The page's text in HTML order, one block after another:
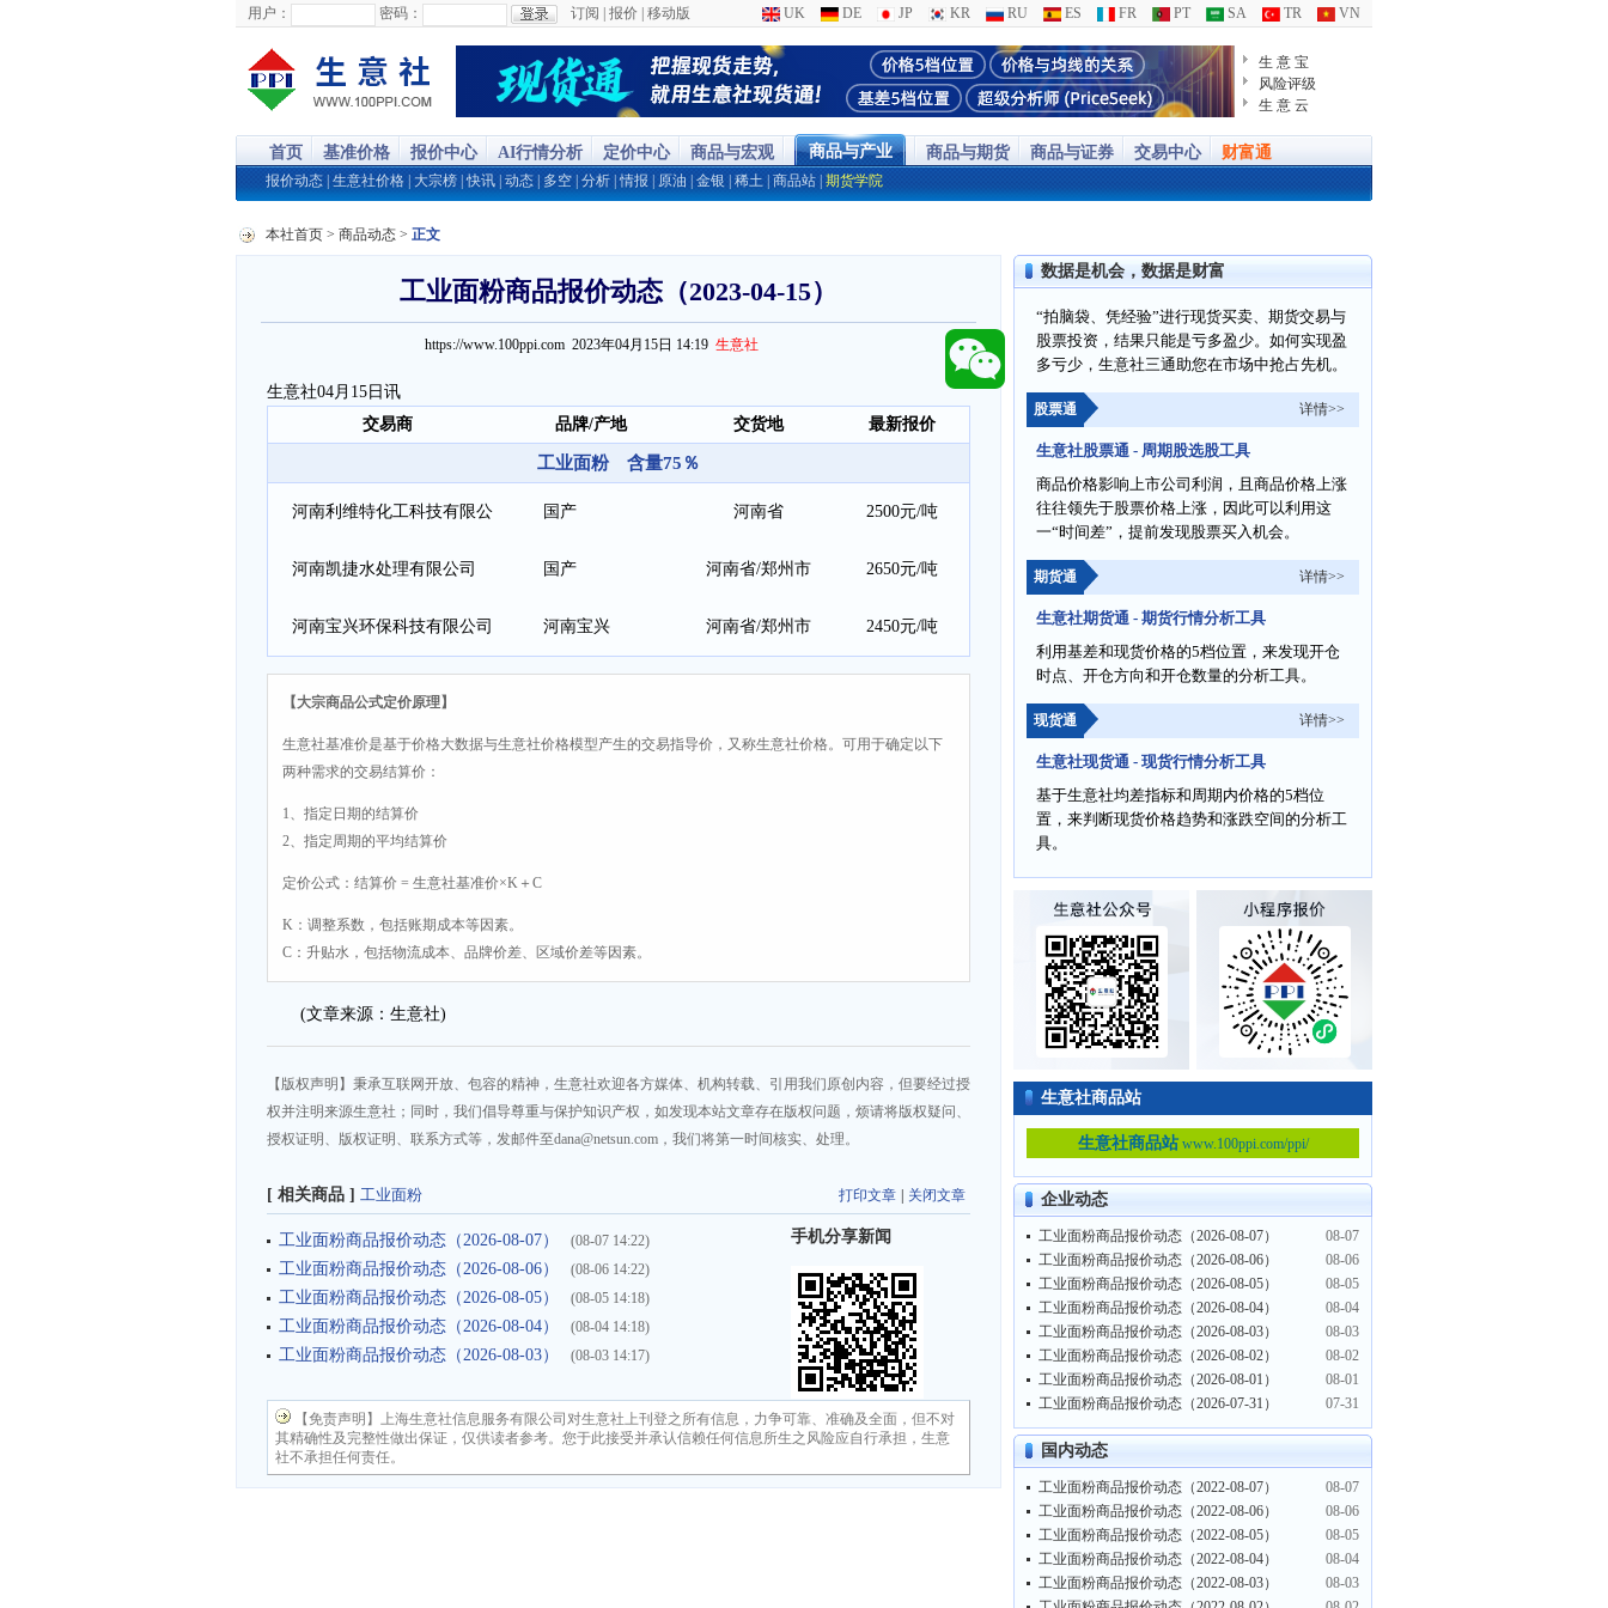
用户： 密码： 订阅 报价 移动版 UK DE JP KR RU ES FR PT SA TR VN
生 意 宝
风险评级
生 意 云
首页 基准价格 报价中心 AI行情分析 定价中心 商品与宏观 商品与产业 商品与期货 商品与证券 交易中心 财富通
报价动态 生意社价格 大宗榜 |快讯 动态 多空 分析 |情报 原油 金银 稀土 商品站 期货学院
本社首页 > 商品动态 > 正文
工业面粉商品报价动态（2023-04-15）
https://www.100ppi.com 2023年04月15日 14:19 生意社
生意社04月15日讯
交易商
品牌/产地 交货地 最新报价
工业面粉 含量75％
河南利维特化工科技有限公
司
国产 河南省 2500元/吨
河南凯捷水处理有限公司 国产 河南省/郑州市 2650元/吨
河南宝兴环保科技有限公司 河南宝兴 河南省/郑州市 2450元/吨
【大宗商品公式定价原理】
生意社基准价是基于价格大数据与生意社价格模型产生的交易指导价，又称生意社价格。可用于确定以下
两种需求的交易结算价：
1、指定日期的结算价
2、指定周期的平均结算价
定价公式：结算价 = 生意社基准价×K＋C
K：调整系数，包括账期成本等因素。
C：升贴水，包括物流成本、品牌价差、区域价差等因素。
(文章来源：生意社)
【版权声明】秉承互联网开放、包容的精神，生意社欢迎各方媒体、机构转载、引用我们原创内容，但要经过授
权并注明来源生意社；同时，我们倡导尊重与保护知识产权，如发现本站文章存在版权问题，烦请将版权疑问、
授权证明、版权证明、联系方式等，发邮件至dana@netsun.com，我们将第一时间核实、处理。
打印文章 关闭文章
[ 相关商品 ] 工业面粉
工业面粉商品报价动态（2026-08-07） (08-07 14:22)
工业面粉商品报价动态（2026-08-06） (08-06 14:22)
工业面粉商品报价动态（2026-08-05） (08-05 14:18)
工业面粉商品报价动态（2026-08-04） (08-04 14:18)
工业面粉商品报价动态（2026-08-03） (08-03 14:17)
手机分享新闻
【免责声明】上海生意社信息服务有限公司对生意社上刊登之所有信息，力争可靠、准确及全面，但不对
其精确性及完整性做出保证，仅供读者参考。您于此接受并承认信赖任何信息所生之风险应自行承担，生意
社不承担任何责任。
数据是机会，数据是财富
“拍脑袋、凭经验”进行现货买卖、期货交易与
股票投资，结果只能是亏多盈少。如何实现盈
多亏少，生意社三通助您在市场中抢占先机。
股票通 详情>>
生意社股票通 - 周期股选股工具
商品价格影响上市公司利润，且商品价格上涨
往往领先于股票价格上涨，因此可以利用这
一“时间差”，提前发现股票买入机会。
期货通 详情>>
生意社期货通 - 期货行情分析工具
利用基差和现货价格的5档位置，来发现开仓
时点、开仓方向和开仓数量的分析工具。
现货通 详情>>
生意社现货通 - 现货行情分析工具
基于生意社均差指标和周期内价格的5档位
置，来判断现货价格趋势和涨跌空间的分析工
具。
生意社商品站
生意社商品站www.100ppi.com/ppi/
企业动态
工业面粉商品报价动态（2026-08-07）
08-07
工业面粉商品报价动态（2026-08-06）
08-06
工业面粉商品报价动态（2026-08-05）
08-05
工业面粉商品报价动态（2026-08-04）
08-04
工业面粉商品报价动态（2026-08-03）
08-03
工业面粉商品报价动态（2026-08-02）
08-02
工业面粉商品报价动态（2026-08-01）
08-01
工业面粉商品报价动态（2026-07-31）
07-31
国内动态
工业面粉商品报价动态（2022-08-07）
08-07
工业面粉商品报价动态（2022-08-06）
08-06
工业面粉商品报价动态（2022-08-05）
08-05
工业面粉商品报价动态（2022-08-04）
08-04
工业面粉商品报价动态（2022-08-03）
08-03